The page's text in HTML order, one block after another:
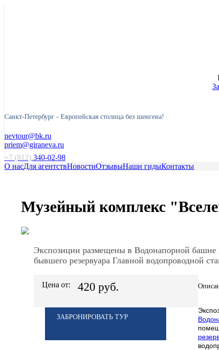
Санкт-Петербург - Европейская столица без шенгена!
nevtour@bk.ru
priem@giraneva.ru
+7 (812) 340-02-98
О насДля агентствНовостиОтзывыНаши гидыКонтакты
Музейный комплекс
Экспозиции размещены в Водонапорной
бывшего резервуара Главной водопроводной
Цена от: 420 руб.
ЗАБРОНИРОВАТЬ ТУР